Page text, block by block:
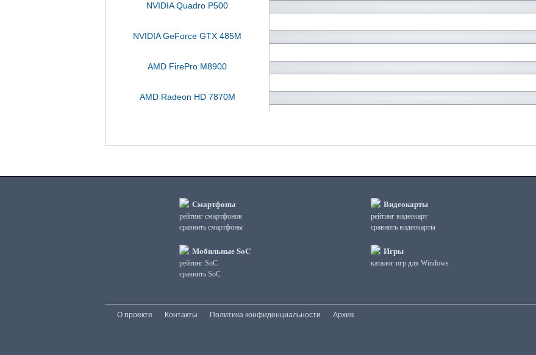
NVIDIA Quadro P500
NVIDIA GeForce GTX 485M
AMD FirePro M8900
AMD Radeon HD 7870M
Смартфоны
рейтинг смартфонов
сравнить смартфоны
Мобильные SoC
рейтинг SoC
сравнить SoC
Видеокарты
рейтинг видеокарт
сравнить видеокарты
Игры
каталог игр для Windows
О проекте Контакты Политика конфиденциальности Архив